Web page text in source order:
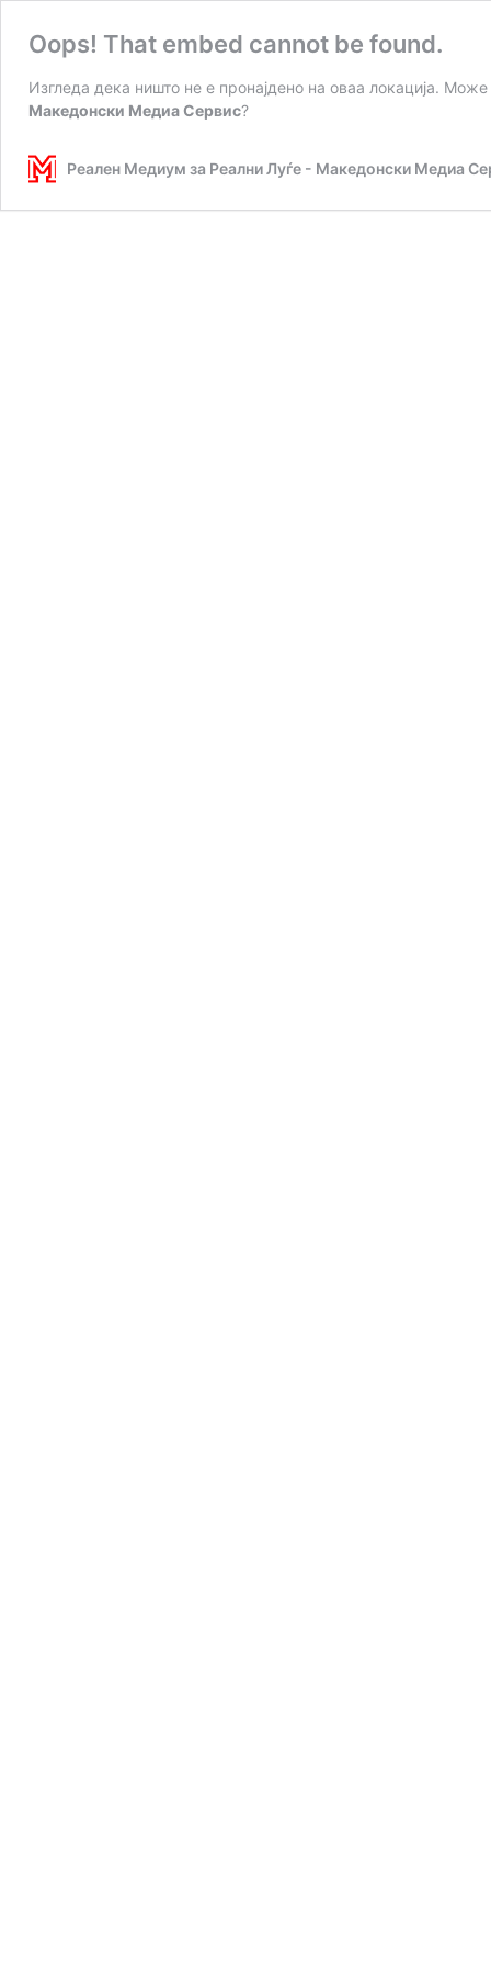
Oops! That embed cannot be found.
Изгледа дека ништо не е пронајдено на оваа локација.
Македонски Медиа Сервис?
Реален Медиум за Реални Луѓе - Македонски Медиа